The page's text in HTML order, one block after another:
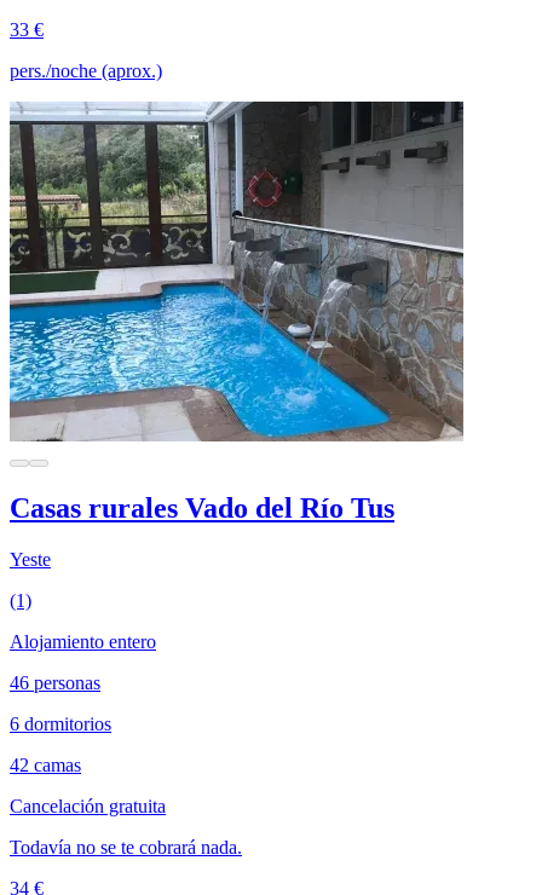
33 €
pers./noche (aprox.)
Casas rurales Vado del Río Tus
Yeste
(1)
Alojamiento entero
46 personas
6 dormitorios
42 camas
Cancelación gratuita
Todavía no se te cobrará nada.
34 €